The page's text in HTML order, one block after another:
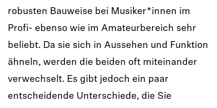
robusten Bauweise bei Musiker*innen im
Profi- ebenso wie im Amateurbereich sehr
beliebt. Da sie sich in Aussehen und Funktion
ähneln, werden die beiden oft miteinander
verwechselt. Es gibt jedoch ein paar
entscheidende Unterschiede, die Sie